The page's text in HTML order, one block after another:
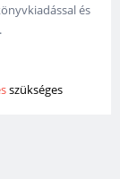
és
szükséges